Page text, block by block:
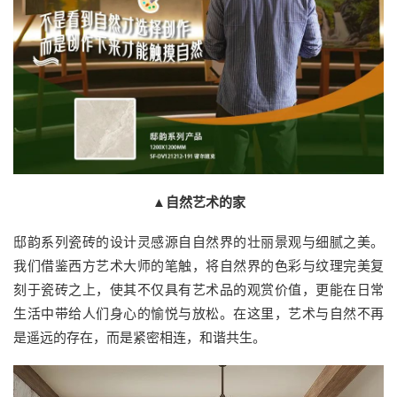
▲自然艺术的家
邸韵系列瓷砖的设计灵感源自自然界的壮丽景观与细腻之美。
我们借鉴西方艺术大师的笔触，将自然界的色彩与纹理完美复
刻于瓷砖之上，使其不仅具有艺术品的观赏价值，更能在日常
生活中带给人们身心的愉悦与放松。在这里，艺术与自然不再
是遥远的存在，而是紧密相连，和谐共生。